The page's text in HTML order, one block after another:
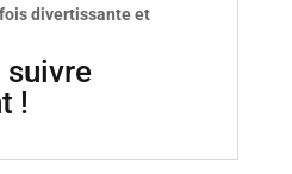
divertissante et
suivre
!